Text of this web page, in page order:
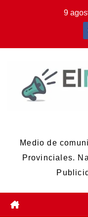
9
Medio de
Provinciales.